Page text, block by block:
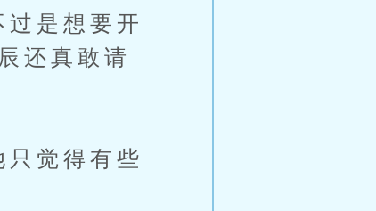
是想要开
还真敢请
觉得有些